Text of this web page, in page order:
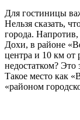
Для гостиницы
Нельзя сказать,
города.
Дохи, в районе
центра и 10 км от
недостатком? Это
Такое место как
«районом